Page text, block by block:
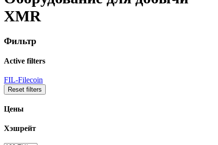
XMR
Фильтр
Active filters
FIL-Filecoin
Reset filters
Цены
Хэшрейт